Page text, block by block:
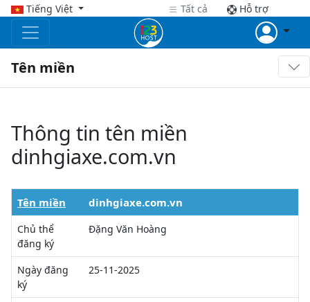
Tiếng Việt Tất cả Hỗ trợ
Tên miền
Thông tin tên miền
dinhgiaxe.com.vn
Tên miền dinhgiaxe.com.vn
Chủ thể
đăng ký
Đặng Văn Hoàng
Ngày đăng
ký
25-11-2025